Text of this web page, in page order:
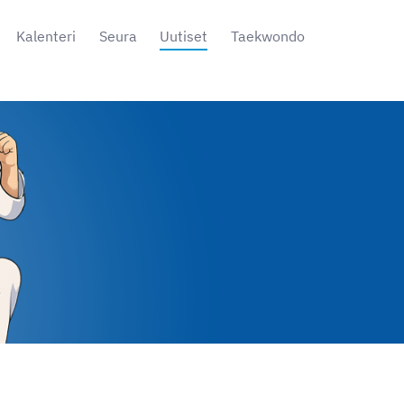
Kalenteri Seura Uutiset Taekwondo